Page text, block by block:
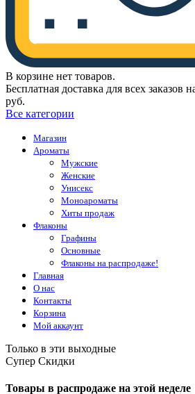
В корзине нет товаров.
Бесплатная доставка для всех заказов
руб.
Все категории
Магазин
Ароматы
Мужские
Женские
Унисекс
Моноароматы
Хиты продаж
Флаконы
Графины
Основные
Флаконы на распродаже!
Главная
О нас
Контакты
Корзина
Мой аккаунт
Только в эти выходные
Супер Скидки
Товары в распродаже на этой неделе